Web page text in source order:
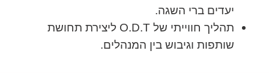
יעדים ברי השגה.
תהליך חווייתי של O.D.T ליצירת תחושת
שותפות וגיבוש בין המנהלים.